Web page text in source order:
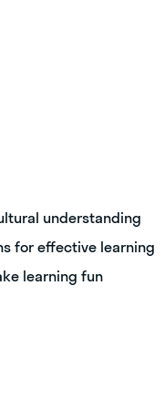
understanding
for effective learning
learning fun